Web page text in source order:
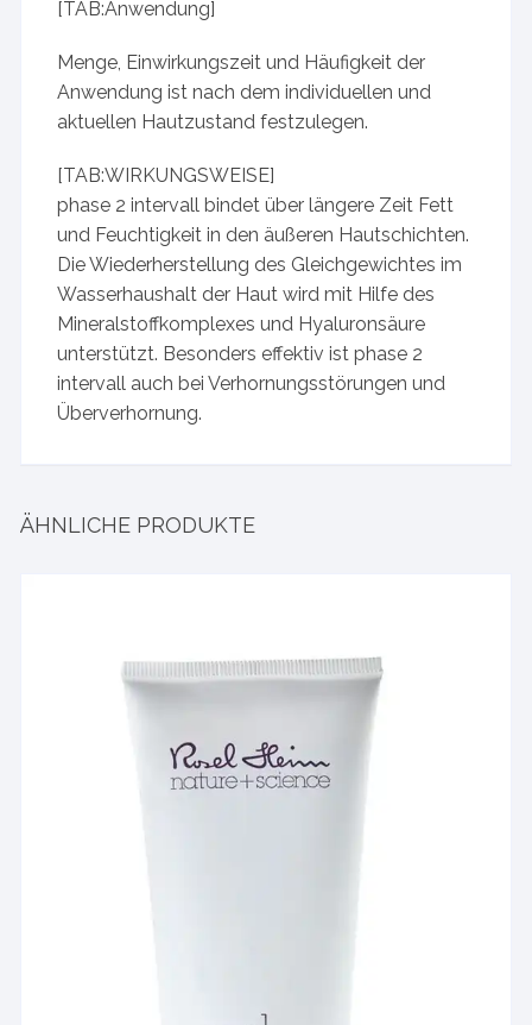
[TAB:Anwendung]
Menge, Einwirkungszeit und Häufigkeit der
Anwendung ist nach dem individuellen und
aktuellen Hautzustand festzulegen.
[TAB:WIRKUNGSWEISE]
phase 2 intervall bindet über längere Zeit Fett
und Feuchtigkeit in den äußeren Hautschichten.
Die Wiederherstellung des Gleichgewichtes im
Wasserhaushalt der Haut wird mit Hilfe des
Mineralstoffkomplexes und Hyaluronsäure
unterstützt. Besonders effektiv ist phase 2
intervall auch bei Verhornungsstörungen und
Überverhornung.
ÄHNLICHE PRODUKTE